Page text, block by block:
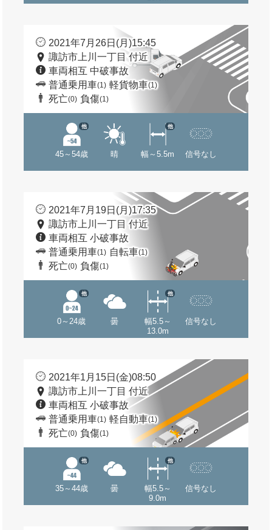
2021年7月26日(月)15:45
諏訪市上川一丁目 付近
車両相互 中破事故
普通乗用車(1) 軽貨物車(1)
死亡(0) 負傷(1)
45～54歳
他
晴 幅～5.5m
他
信号なし
2021年7月19日(月)17:35
諏訪市上川一丁目 付近
車両相互 小破事故
普通乗用車(1) 自転車(1)
死亡(0) 負傷(1)
0～24歳
他
曇
幅5.5～
13.0m
他
信号なし
2021年1月15日(金)08:50
諏訪市上川一丁目 付近
車両相互 小破事故
普通乗用車(1) 軽自動車(1)
死亡(0) 負傷(1)
35～44歳
他
曇
幅5.5～
9.0m
他
信号なし